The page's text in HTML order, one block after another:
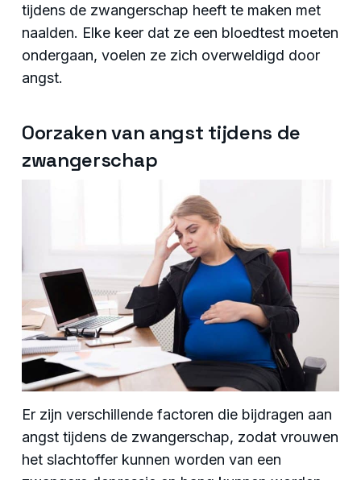
tijdens de zwangerschap heeft te maken met
naalden. Elke keer dat ze een bloedtest moeten
ondergaan, voelen ze zich overweldigd door
angst.
Oorzaken van angst tijdens de
zwangerschap
Er zijn verschillende factoren die bijdragen aan
angst tijdens de zwangerschap, zodat vrouwen
het slachtoffer kunnen worden van een